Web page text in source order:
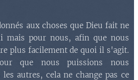
aux choses que Dieu fait ne
mais pour nous, afin que nous
plus facilement de quoi il s'agit.
que nous puissions nous
autres, cela ne change pas ce